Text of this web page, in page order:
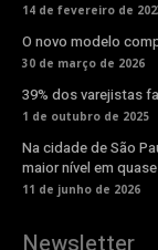
14 de fevereiro de
O novo modelo
30 de março de 2026
39% dos varejistas
1 de outubro de 2025
Na cidade de São
maior nível em
11 de junho de 2026
Newsletter